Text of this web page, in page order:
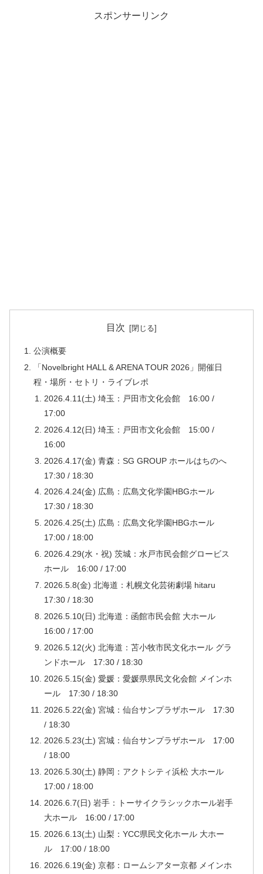
スポンサーリンク
目次
公演概要
「Novelbright HALL & ARENA TOUR 2026」開催日
程・場所・セトリ・ライブレポ
2026.4.11(土) 埼玉：戸田市文化会館 16:00 /
17:00
2026.4.12(日) 埼玉：戸田市文化会館 15:00 /
16:00
2026.4.17(金) 青森：SG GROUP ホールはちのへ
17:30 / 18:30
2026.4.24(金) 広島：広島文化学園HBGホール
17:30 / 18:30
2026.4.25(土) 広島：広島文化学園HBGホール
17:00 / 18:00
2026.4.29(水・祝) 茨城：水戸市民会館グロービス
ホール 16:00 / 17:00
2026.5.8(金) 北海道：札幌文化芸術劇場 hitaru
17:30 / 18:30
2026.5.10(日) 北海道：函館市民会館 大ホール
16:00 / 17:00
2026.5.12(火) 北海道：苫小牧市民文化ホール グラ
ンドホール 17:30 / 18:30
2026.5.15(金) 愛媛：愛媛県県民文化会館 メインホ
ール 17:30 / 18:30
2026.5.22(金) 宮城：仙台サンプラザホール 17:30
/ 18:30
2026.5.23(土) 宮城：仙台サンプラザホール 17:00
/ 18:00
2026.5.30(土) 静岡：アクトシティ浜松 大ホール
17:00 / 18:00
2026.6.7(日) 岩手：トーサイクラシックホール岩手
大ホール 16:00 / 17:00
2026.6.13(土) 山梨：YCC県民文化ホール 大ホー
ル 17:00 / 18:00
2026.6.19(金) 京都：ロームシアター京都 メインホ